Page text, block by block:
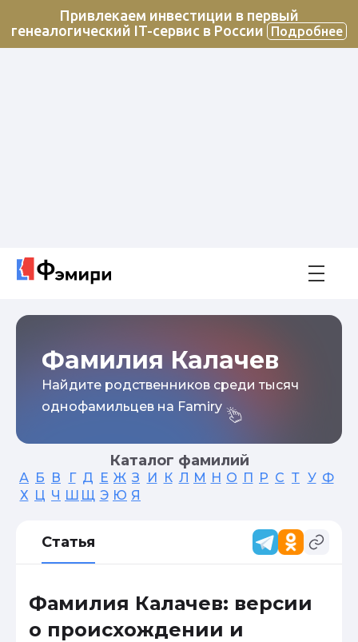
Привлекаем инвестиции в первый
генеалогический IT-сервис в России
Подробнее
Фамилия Калачев
Найдите родственников среди тысяч
однофамильцев на Famiry
Каталог фамилий
А Б В Г Д Е Ж З И К Л М Н О П Р С Т У Ф
Х Ц Ч Ш Щ Э Ю Я
Статья
Фамилия Калачев: версии
о происхождении и